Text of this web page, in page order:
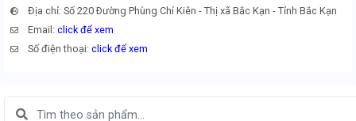
Địa chỉ: Số 220 Ðường Phùng Chí Kiên - Thị xã Bắc Kạn - Tỉnh Bắc Kạn
Email:click để xem
Số điện thoại:click để xem